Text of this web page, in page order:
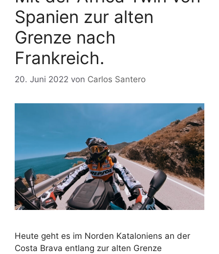
Spanien zur alten
Grenze nach
Frankreich.
20. Juni 2022 von Carlos Santero
Heute geht es im Norden Kataloniens an der
Costa Brava entlang zur alten Grenze